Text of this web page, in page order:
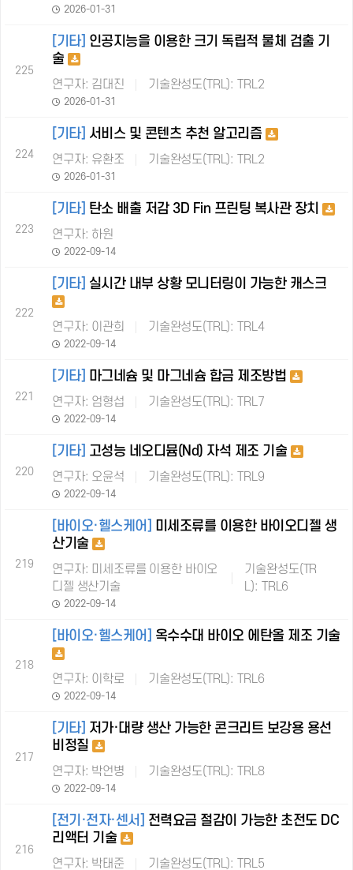
2026-01-31
225
[기타] 인공지능을 이용한 크기 독립적 물체 검출 기
술
연구자: 김대진 기술완성도(TRL): TRL2
2026-01-31
224
[기타] 서비스 및 콘텐츠 추천 알고리즘
연구자: 유환조 기술완성도(TRL): TRL2
2026-01-31
223
[기타] 탄소 배출 저감 3D Fin 프린팅 복사관 장치
연구자: 하원
2022-09-14
222
[기타] 실시간 내부 상황 모니터링이 가능한 캐스크
연구자: 이관희 기술완성도(TRL): TRL4
2022-09-14
221
[기타] 마그네슘 및 마그네슘 합금 제조방법
연구자: 엄형섭 기술완성도(TRL): TRL7
2022-09-14
220
[기타] 고성능 네오디뮴(Nd) 자석 제조 기술
연구자: 오윤석 기술완성도(TRL): TRL9
2022-09-14
219
[바이오·헬스케어]
미세조류를 이용한 바이오디젤 생
산기술
연구자: 미세조류를 이용한 바이오
디젤 생산기술
기술완성도(TR
L): TRL6
2022-09-14
218
[바이오·헬스케어] 옥수수대 바이오 에탄올 제조 기술
연구자: 이학로 기술완성도(TRL): TRL6
2022-09-14
217
[기타] 저가·대량 생산 가능한 콘크리트 보강용 용선
비정질
연구자: 박언병 기술완성도(TRL): TRL8
2022-09-14
216
[전기·전자·센서]
전력요금 절감이 가능한 초전도 DC
리액터 기술
연구자: 박태준 기술완성도(TRL): TRL5